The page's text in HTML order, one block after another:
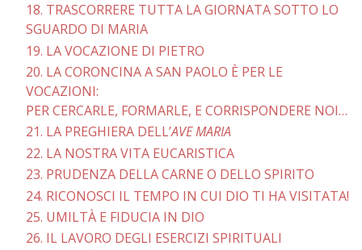
18. TRASCORRERE TUTTA LA GIORNATA SOTTO LO
SGUARDO DI MARIA
19. LA VOCAZIONE DI PIETRO
20. LA CORONCINA A SAN PAOLO È PER LE
VOCAZIONI:
PER CERCARLE, FORMARLE, E CORRISPONDERE NOI…
21. LA PREGHIERA DELL’AVE MARIA
22. LA NOSTRA VITA EUCARISTICA
23. PRUDENZA DELLA CARNE O DELLO SPIRITO
24. RICONOSCI IL TEMPO IN CUI DIO TI HA VISITATA!
25. UMILTÀ E FIDUCIA IN DIO
26. IL LAVORO DEGLI ESERCIZI SPIRITUALI